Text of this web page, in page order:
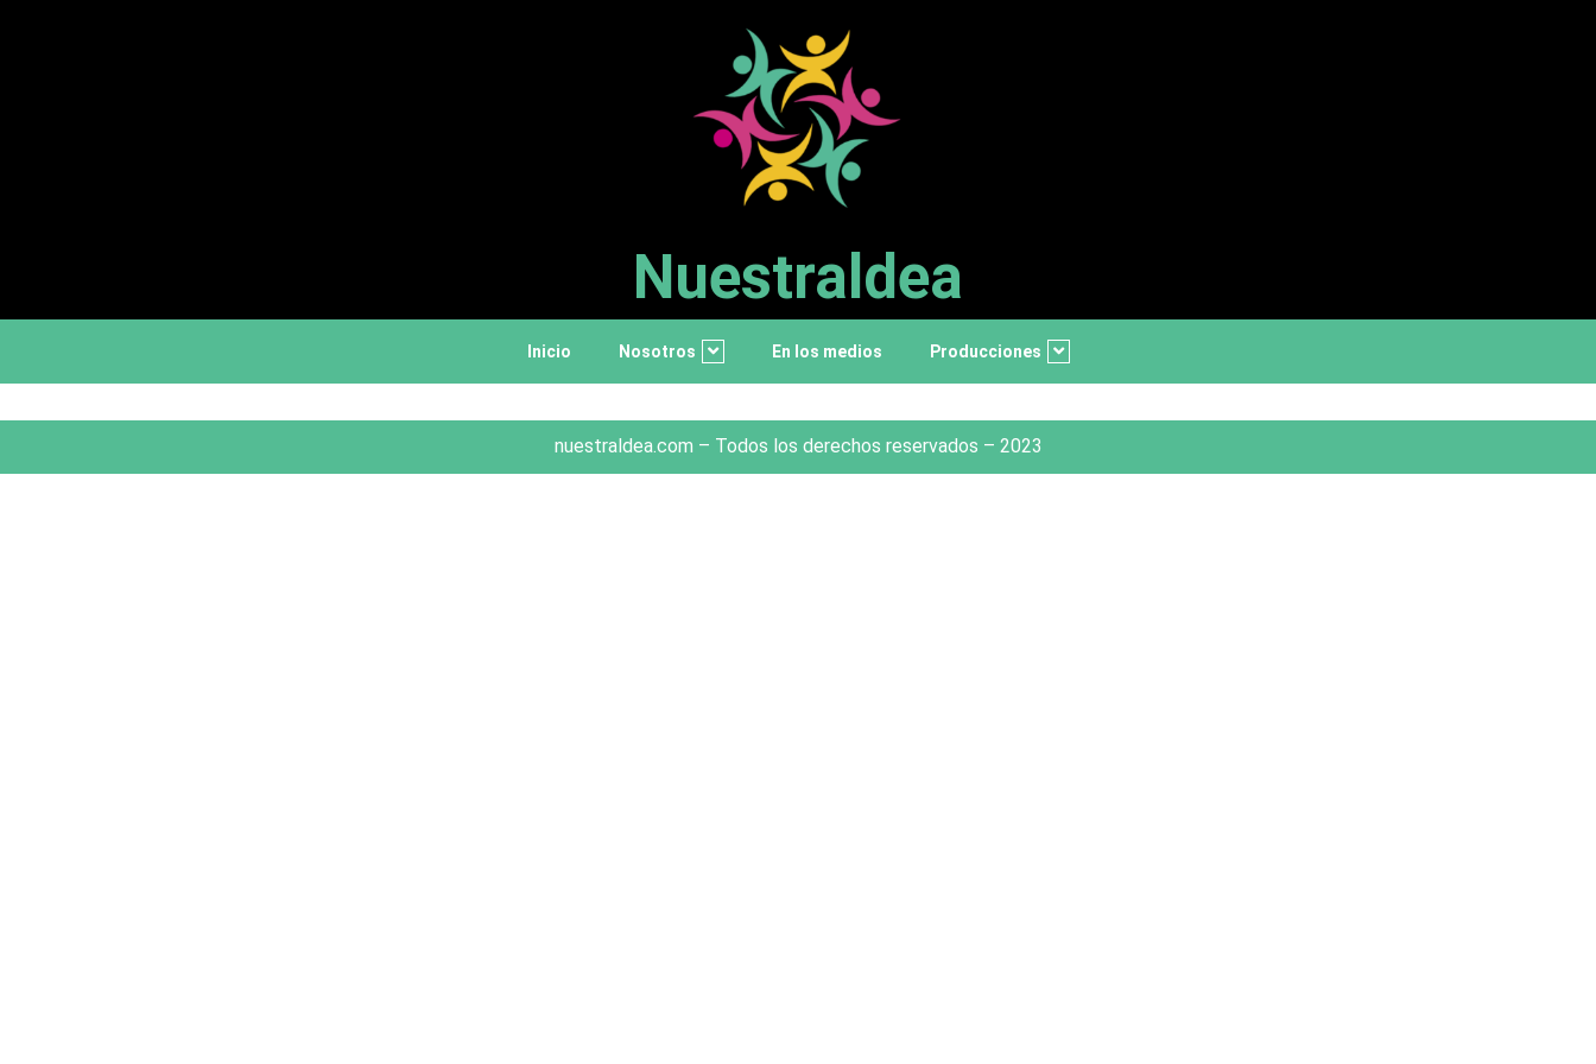
Nuestraldea
Inicio Nosotros En los medios Producciones
nuestraldea.com – Todos los derechos reservados – 2023